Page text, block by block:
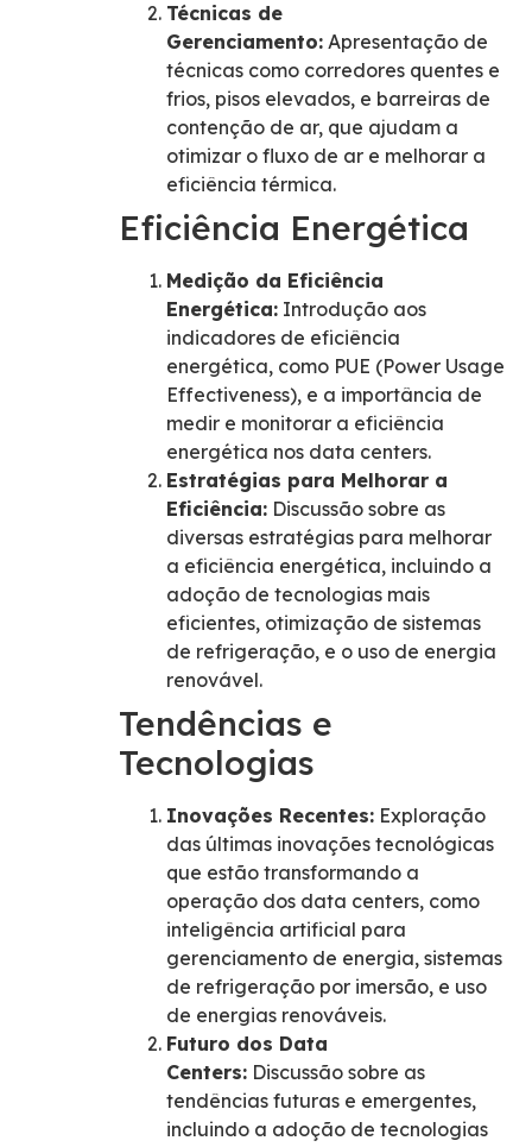
Técnicas de
Gerenciamento: Apresentação de
técnicas como corredores quentes e
frios, pisos elevados, e barreiras de
contenção de ar, que ajudam a
otimizar o fluxo de ar e melhorar a
eficiência térmica.
Eficiência Energética
Medição da Eficiência
Energética: Introdução aos
indicadores de eficiência
energética, como PUE (Power Usage
Effectiveness), e a importância de
medir e monitorar a eficiência
energética nos data centers.
Estratégias para Melhorar a
Eficiência: Discussão sobre as
diversas estratégias para melhorar
a eficiência energética, incluindo a
adoção de tecnologias mais
eficientes, otimização de sistemas
de refrigeração, e o uso de energia
renovável.
Tendências e
Tecnologias
Inovações Recentes: Exploração
das últimas inovações tecnológicas
que estão transformando a
operação dos data centers, como
inteligência artificial para
gerenciamento de energia, sistemas
de refrigeração por imersão, e uso
de energias renováveis.
Futuro dos Data
Centers: Discussão sobre as
tendências futuras e emergentes,
incluindo a adoção de tecnologias